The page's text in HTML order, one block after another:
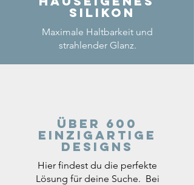
Silikon
Maximale Haltbarkeit und
strahlender Glanz.
Über 600
einzigartige
Designs
Hier findest du die perfekte
Lösung für deine Suche. Bei